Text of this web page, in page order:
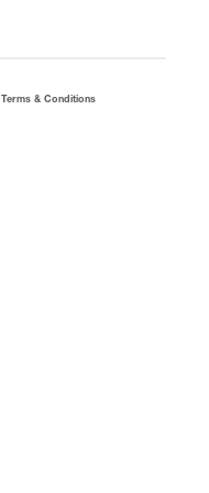
Terms & Conditions